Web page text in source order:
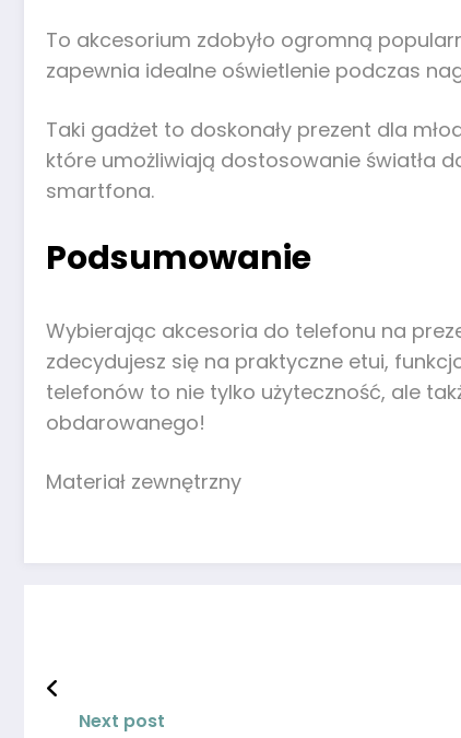
To akcesorium zdobyło ogromną
zapewnia idealne oświetlenie podczas
Taki gadżet to doskonały prezent dla
które umożliwiają dostosowanie światła
smartfona.
Podsumowanie
Wybierając akcesoria do telefonu na
zdecydujesz się na praktyczne etui,
telefonów to nie tylko użyteczność, ale
obdarowanego!
Materiał zewnętrzny
Next post